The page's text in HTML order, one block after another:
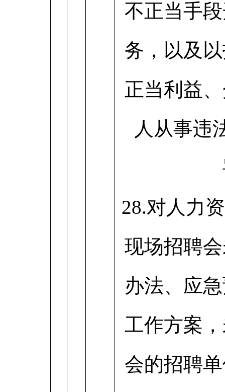
不正当手
务，以及
正当利益
人从事违
28.对人力
现场招聘
办法、应
工作方案
会的招聘